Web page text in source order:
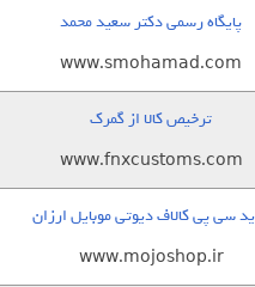
پایگاه رسمی دکتر سعید محمد
www.smohamad.com
ترخیص کالا از گمرک
www.fnxcustoms.com
سی پی کالاف دیوتی موبایل ارزان
www.mojoshop.ir